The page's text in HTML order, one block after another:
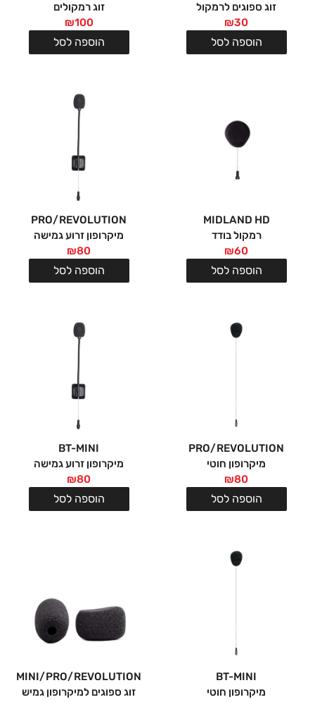
זוג ספוגים לרמקול
₪30
הוספה לסל
זוג רמקולים
₪100
הוספה לסל
MIDLAND HD
רמקול בודד
₪60
הוספה לסל
PRO/REVOLUTION
מיקרופון זרוע גמישה
₪80
הוספה לסל
PRO/REVOLUTION
מיקרופון חוטי
₪80
הוספה לסל
BT-MINI
מיקרופון זרוע גמישה
₪80
הוספה לסל
BT-MINI
מיקרופון חוטי
MINI/PRO/REVOLUTION
זוג ספוגים למיקרופון גמיש